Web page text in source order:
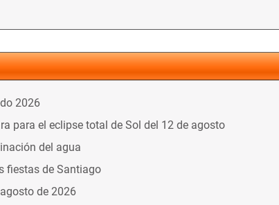
2026
para el eclipse total de Sol del 12 de agosto
del agua
fiestas de Santiago
de 2026